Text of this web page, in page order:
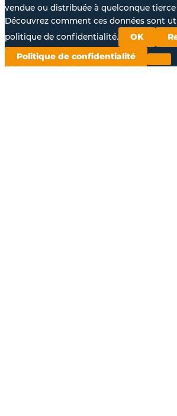
vendue ou distribuée à quelconque
Découvrez comment ces données sont
politique de confidentialité.
OK
Politique de confidentialité